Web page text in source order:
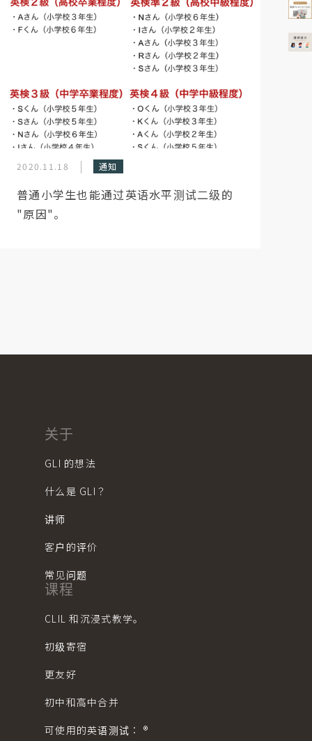
2020.11.18 通知
普通小学生也能通过英语水平测试二级的
"原因"。
关于
GLI 的想法
什么是 GLI？
讲师
客户的评价
常见问题
课程
CLIL 和沉浸式教学。
初级寄宿
更友好
初中和高中合并
可使用的英语测试： ®︎